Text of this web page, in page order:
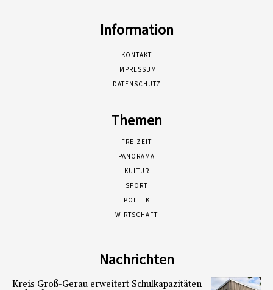
Information
KONTAKT
IMPRESSUM
DATENSCHUTZ
Themen
FREIZEIT
PANORAMA
KULTUR
SPORT
POLITIK
WIRTSCHAFT
Nachrichten
Kreis Groß-Gerau erweitert Schulkapazitäten